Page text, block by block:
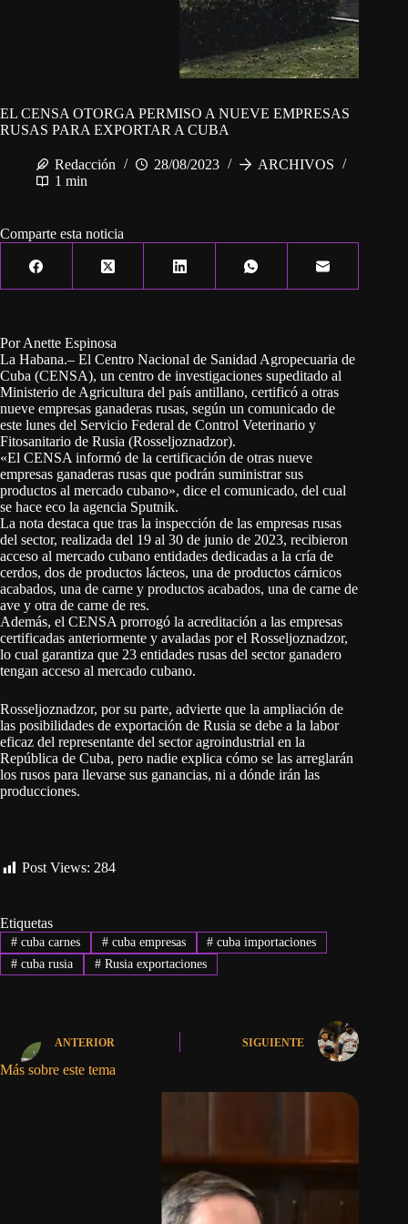
EL CENSA OTORGA PERMISO A NUEVE EMPRESAS
RUSAS PARA EXPORTAR A CUBA
Redacción 28/08/2023
ARCHIVOS
1 min
Comparte esta noticia
Por Anette Espinosa
La Habana.– El Centro Nacional de Sanidad Agropecuaria de
Cuba (CENSA), un centro de investigaciones supeditado al
Ministerio de Agricultura del país antillano, certificó a otras
nueve empresas ganaderas rusas, según un comunicado de
este lunes del Servicio Federal de Control Veterinario y
Fitosanitario de Rusia (Rosseljoznadzor).
«El CENSA informó de la certificación de otras nueve
empresas ganaderas rusas que podrán suministrar sus
productos al mercado cubano», dice el comunicado, del cual
se hace eco la agencia Sputnik.
La nota destaca que tras la inspección de las empresas rusas
del sector, realizada del 19 al 30 de junio de 2023, recibieron
acceso al mercado cubano entidades dedicadas a la cría de
cerdos, dos de productos lácteos, una de productos cárnicos
acabados, una de carne y productos acabados, una de carne de
ave y otra de carne de res.
Además, el CENSA prorrogó la acreditación a las empresas
certificadas anteriormente y avaladas por el Rosseljoznadzor,
lo cual garantiza que 23 entidades rusas del sector ganadero
tengan acceso al mercado cubano.
Rosseljoznadzor, por su parte, advierte que la ampliación de
las posibilidades de exportación de Rusia se debe a la labor
eficaz del representante del sector agroindustrial en la
República de Cuba, pero nadie explica cómo se las arreglarán
los rusos para llevarse sus ganancias, ni a dónde irán las
producciones.
Post Views: 284
Etiquetas
#cuba carnes #cuba empresas # cuba importaciones
#cuba rusia #Rusia exportaciones
ANTERIOR SIGUIENTE
Más sobre este tema